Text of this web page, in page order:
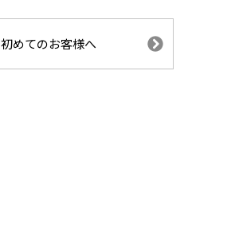
初めてのお客様へ